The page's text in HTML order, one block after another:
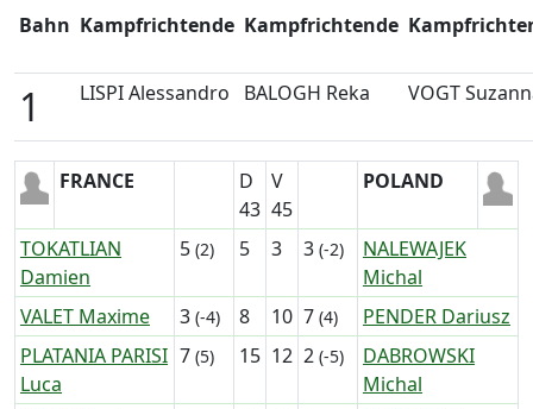
Bahn Kampfrichtende Kampfrichtende
1 LISPI Alessandro BALOGH Reka VOGT
FRANCE
D
43
V
45
POLAND
TOKATLIAN
Damien
5 (2) 5 3 3 (-2)
NALEWAJEK
Michal
VALET Maxime
3 (-4) 8 10 7 (4)
PENDER Dariusz
PLATANIA PARISI
Luca
7 (5) 15 12 2 (-5)
DABROWSKI
Michal